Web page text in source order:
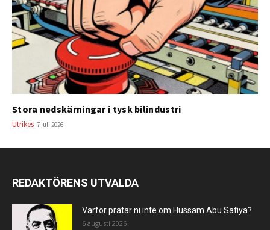
Stora nedskärningar i tysk bilindustri
Utrikes 7 juli 2026
REDAKTÖRENS UTVALDA
Varför pratar ni inte om Hussam Abu Safiya?
6 augusti 2026